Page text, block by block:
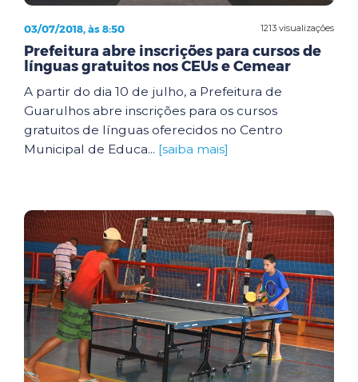
1213 visualizações
03/07/2018, às 8:50
Prefeitura abre inscrições para cursos de
línguas gratuitos nos CEUs e Cemear
A partir do dia 10 de julho, a Prefeitura de
Guarulhos abre inscrições para os cursos
gratuitos de línguas oferecidos no Centro
Municipal de Educa... [saiba mais]